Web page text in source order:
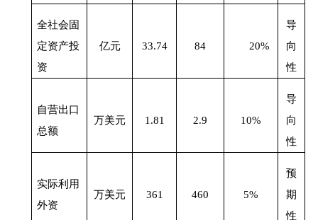
全社会固
定资产投
资
亿元 33.74 84 20%
导
向
性
自营出口
总额
万美元 1.81 2.9 10%
导
向
性
实际利用
外资
万美元 361 460 5%
预
期
性